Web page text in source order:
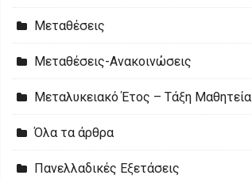
Μεταθέσεις
Μεταθέσεις-Ανακοινώσεις
Μεταλυκειακό Έτος – Τάξη Μαθητεία
Όλα τα άρθρα
Πανελλαδικές Εξετάσεις